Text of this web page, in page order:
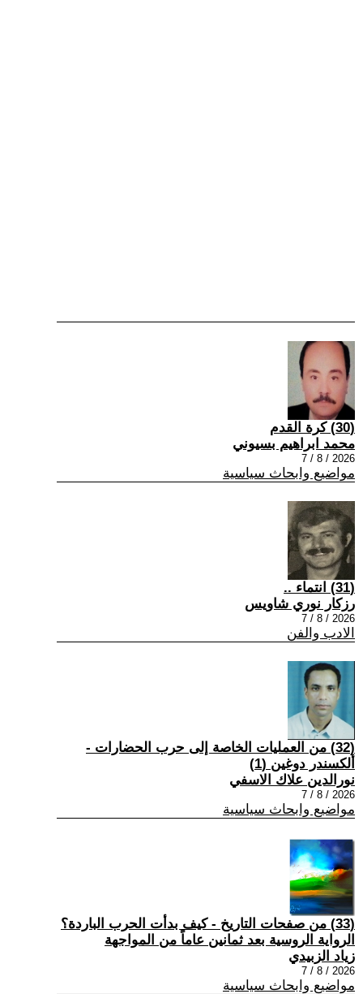
(30) كرة القدم
محمد ابراهيم بسيوني
2026 / 8 / 7
مواضيع وابحاث سياسية
(31) انتماء ..
رزكار نوري شاويس
2026 / 8 / 7
الادب والفن
(32) من العمليات الخاصة إلى حرب الحضارات -
ألكسندر دوغين (1)
نورالدين علاك الاسفي
2026 / 8 / 7
مواضيع وابحاث سياسية
(33) من صفحات التاريخ - كيف بدأت الحرب الباردة؟
الرواية الروسية بعد ثمانين عاماً من المواجهة
زياد الزبيدي
2026 / 8 / 7
مواضيع وابحاث سياسية